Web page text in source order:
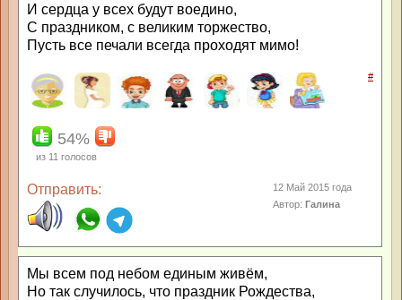
И сердца у всех будут воедино,
С праздником, с великим торжество,
Пусть все печали всегда проходят мимо!
#
54%
из 11 голосов
Отправить:
12 Май 2015 года
Автор:Галина
Мы всем под небом единым живём,
Но так случилось, что праздник Рождества,